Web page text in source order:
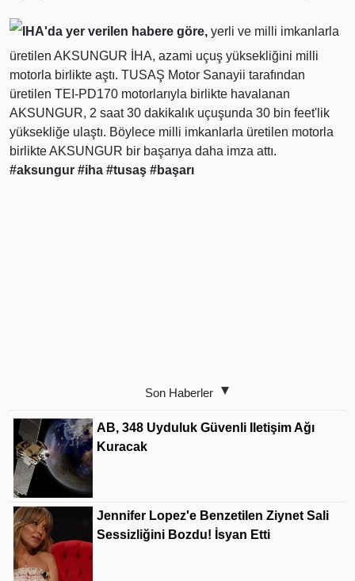
IHA'da yer verilen habere göre, yerli ve milli imkanlarla
üretilen AKSUNGUR İHA, azami uçuş yüksekliğini milli
motorla birlikte aştı. TUSAŞ Motor Sanayii tarafından
üretilen TEI-PD170 motorlarıyla birlikte havalanan
AKSUNGUR, 2 saat 30 dakikalık uçuşunda 30 bin feet'lik
yüksekliğe ulaştı. Böylece milli imkanlarla üretilen motorla
birlikte AKSUNGUR bir başarıya daha imza attı.
#aksungur #iha #tusaş #başarı
Son Haberler
AB, 348 Uyduluk Güvenli Iletişim Ağı
Kuracak
Jennifer Lopez'e Benzetilen Ziynet Sali
Sessizliğini Bozdu! İsyan Etti